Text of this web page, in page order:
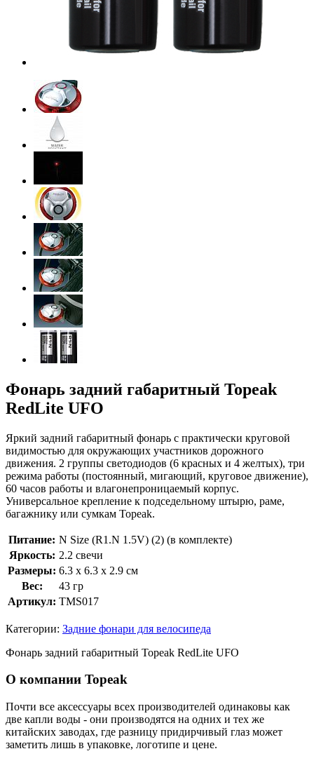
Фонарь задний габаритный Topeak
RedLite UFO
Яркий задний габаритный фонарь с практически круговой
видимостью для окружающих участников дорожного
движения. 2 группы светодиодов (6 красных и 4 желтых), три
режима работы (постоянный, мигающий, круговое движение),
60 часов работы и влагонепроницаемый корпус.
Универсальное крепление к подседельному штырю, раме,
багажнику или сумкам Topeak.
Питание: N Size (R1.N 1.5V) (2) (в комплекте)
Яркость: 2.2 свечи
Размеры: 6.3 x 6.3 x 2.9 см
Вес:
43 гр
Артикул: TMS017
Категории: Задние фонари для велосипеда
Фонарь задний габаритный Topeak RedLite UFO
О компании Topeak
Почти все аксессуары всех производителей одинаковы как
две капли воды - они производятся на одних и тех же
китайских заводах, где разницу придирчивый глаз может
заметить лишь в упаковке, логотипе и цене.